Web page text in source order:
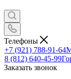
Телефоны
+7 (921) 788-91-64
8 (812) 640-45-99
Заказать звонок